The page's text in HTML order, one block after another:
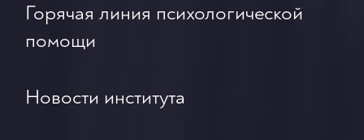
Горячая линия психологической
помощи
Новости института